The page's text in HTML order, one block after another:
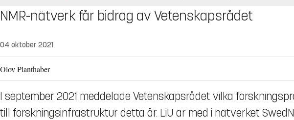
NMR-nätverk får bidrag av Vetenskapsrådet
04 oktober 2021
Olov Planthaber
I september 2021 meddelade Vetenskapsrådet vilka
till forskningsinfrastruktur detta år. LiU är med i nätverket